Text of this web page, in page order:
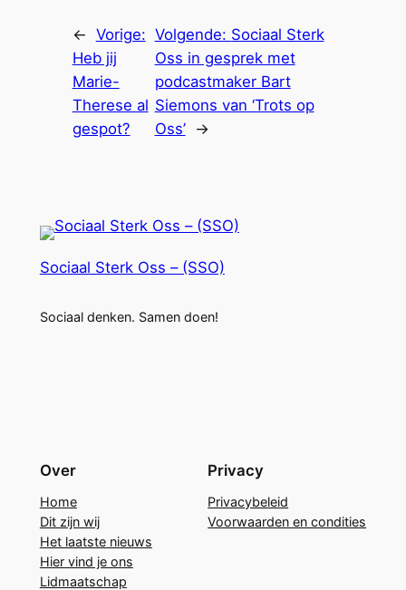
← Vorige:
Heb jij
Marie-
Therese al
gespot?
Volgende: Sociaal Sterk
Oss in gesprek met
podcastmaker Bart
Siemons van ‘Trots op
Oss’
→
Sociaal Sterk Oss – (SSO)
Sociaal denken. Samen doen!
Over
Home
Dit zijn wij
Het laatste nieuws
Hier vind je ons
Lidmaatschap
Privacy
Privacybeleid
Voorwaarden en condities